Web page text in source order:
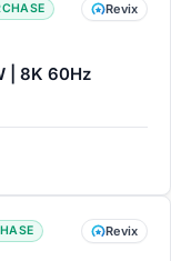
Revix
| 8K 60Hz
Revix